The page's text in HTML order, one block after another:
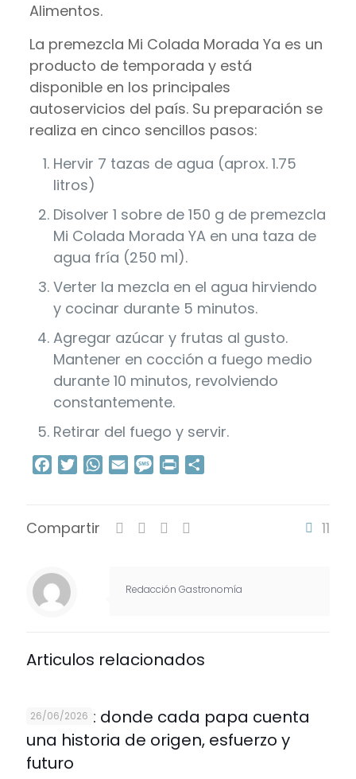
Alimentos.
La premezcla Mi Colada Morada Ya es un
producto de temporada y está
disponible en los principales
autoservicios del país. Su preparación se
realiza en cinco sencillos pasos:
Hervir 7 tazas de agua (aprox. 1.75
litros)
Disolver 1 sobre de 150 g de premezcla
Mi Colada Morada YA en una taza de
agua fría (250 ml).
Verter la mezcla en el agua hirviendo
y cocinar durante 5 minutos.
Agregar azúcar y frutas al gusto.
Mantener en cocción a fuego medio
durante 10 minutos, revolviendo
constantemente.
Retirar del fuego y servir.
Facebook
TwitterWhatsApp
Email Message
Print
Compartir 11
Redacción Gastronomía
Articulos relacionados
26/06/2026
Ecuador: donde cada papa cuenta
una historia de origen, esfuerzo y
futuro